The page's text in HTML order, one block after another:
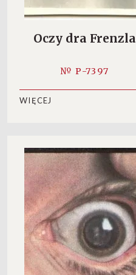
Oczy dra Frenzla
№ P-7397
WIĘCEJ